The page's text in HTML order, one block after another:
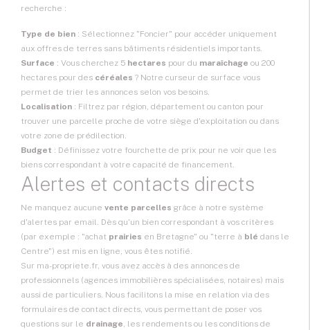
recherche :
Type de bien : Sélectionnez "Foncier" pour accéder uniquement
aux offres de terres sans bâtiments résidentiels importants.
Surface : Vous cherchez 5 hectares pour du maraîchage ou 200
hectares pour des céréales ? Notre curseur de surface vous
permet de trier les annonces selon vos besoins.
Localisation : Filtrez par région, département ou canton pour
trouver une parcelle proche de votre siège d'exploitation ou dans
votre zone de prédilection.
Budget : Définissez votre fourchette de prix pour ne voir que les
biens correspondant à votre capacité de financement.
Alertes et contacts directs
Ne manquez aucune vente parcelles grâce à notre système
d'alertes par email. Dès qu'un bien correspondant à vos critères
(par exemple : "achat prairies en Bretagne" ou "terre à blé dans le
Centre") est mis en ligne, vous êtes notifié.
Sur ma-propriete.fr, vous avez accès à des annonces de
professionnels (agences immobilières spécialisées, notaires) mais
aussi de particuliers. Nous facilitons la mise en relation via des
formulaires de contact directs, vous permettant de poser vos
questions sur le drainage, les rendements ou les conditions de